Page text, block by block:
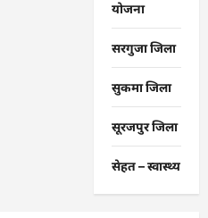
योजना
सरगुजा जिला
सुकमा जिला
सूरजपुर जिला
सेहत – स्‍वास्‍थ्‍य